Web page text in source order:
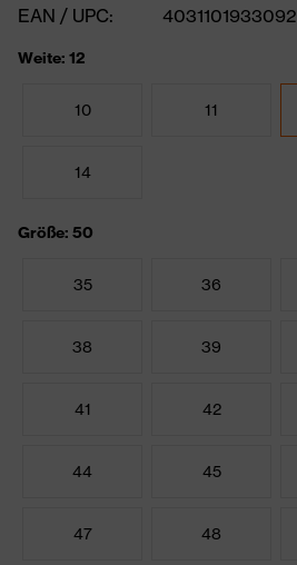
EAN / UPC:
4031101933092
Weite: 12
10 11
14
Größe: 50
35 36
38 39
41 42
44 45
47 48